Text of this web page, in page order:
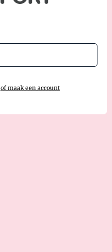
of maak een account